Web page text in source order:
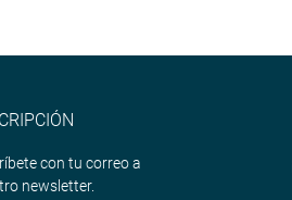
con tu correo a
newsletter.